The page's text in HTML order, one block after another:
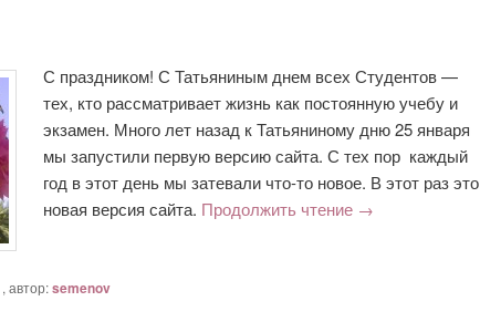
С праздником! С Татьяниным днем всех Студентов —
тех, кто рассматривает жизнь как постоянную учебу и
экзамен. Много лет назад к Татьяниному дню 25 января
мы запустили первую версию сайта. С тех пор каждый
год в этот день мы затевали что-то новое. В этот раз это
новая версия сайта. Продолжить чтение →
, автор:semenov